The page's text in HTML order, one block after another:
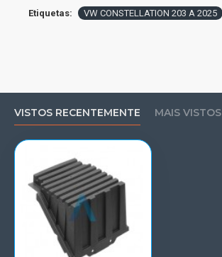
Etiquetas: VW CONSTELLATION 203 A 2025
VISTOS RECENTEMENTE MAIS VISTOS